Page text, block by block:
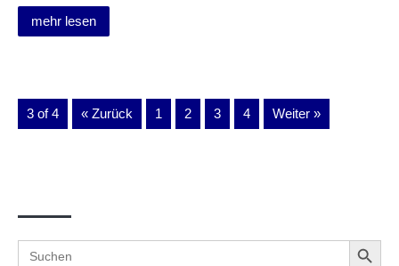
mehr lesen
3 of 4 « Zurück 1 2 3 4 Weiter »
Search
for:
Search Button